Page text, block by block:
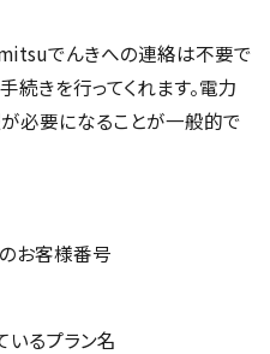
でんきへの連絡は不要で
続きを行ってくれます。電力
必要になることが一般的で
お客様番号
いるプラン名